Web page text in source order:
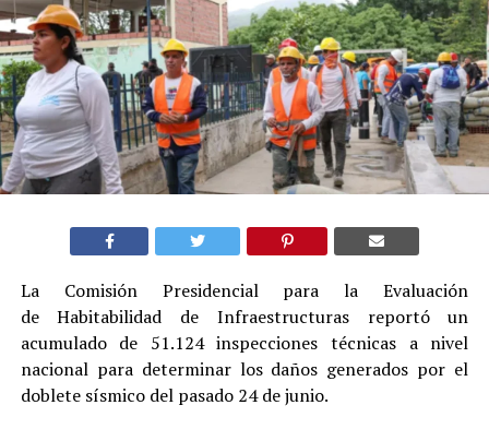
La Comisión Presidencial para la Evaluación
de Habitabilidad de Infraestructuras reportó un
acumulado de 51.124 inspecciones técnicas a nivel
nacional para determinar los daños generados por el
doblete sísmico del pasado 24 de junio.